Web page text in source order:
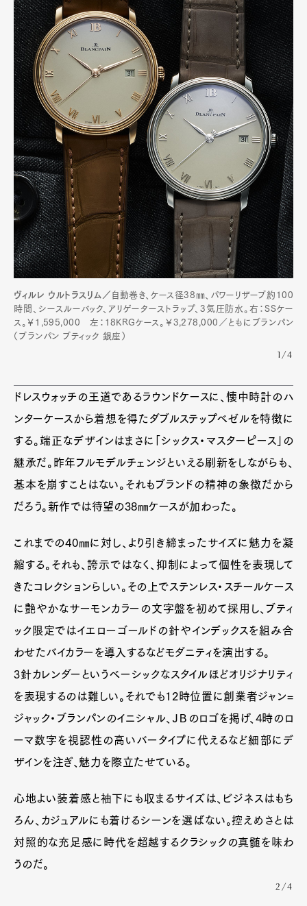
GourmetCars
Official Columnist
About
Pen Meet
ヴィルレ ウルトラスリム／ 自動巻き、ケース径38㎜、パワーリザーブ約100
時間、シースルーバック、アリゲーターストラップ、3気圧防水。右：SSケー
ス。￥1,595,000 左：18KRGケース。￥3,278,000／ともにブランパン
（ブランパン ブティック 銀座）
1/4
ドレスウォッチの王道であるラウンドケースに、懐中時計のハ
ンターケースから着想を得たダブルステップベゼルを特徴に
する。端正なデザインはまさに「シックス・マスターピース」の
継承だ。昨年フルモデルチェンジといえる刷新をしながらも、
基本を崩すことはない。それもブランドの精神の象徴だから
だろう。新作では待望の38㎜ケースが加わった。
これまでの40㎜に対し、より引き締まったサイズに魅力を凝
縮する。それも、誇示ではなく、抑制によって個性を表現して
きたコレクションらしい。その上でステンレス・スチールケース
に艶やかなサーモンカラーの文字盤を初めて採用し、ブティ
ック限定ではイエローゴールドの針やインデックスを組み合
わせたバイカラーを導入するなどモダニティを演出する。
3針カレンダーというベーシックなスタイルほどオリジナリティ
を表現するのは難しい。それでも12時位置に創業者ジャン=
ジャック・ブランパンのイニシャル、ＪＢのロゴを掲げ、4時のロ
ーマ数字を視認性の高いバータイプに代えるなど細部にデ
ザインを注ぎ、魅力を際立たせている。
心地よい装着感と袖下にも収まるサイズは、ビジネスはもち
ろん、カジュアルにも着けるシーンを選ばない。控えめさとは
対照的な充足感に時代を超越するクラシックの真髄を味わ
うのだ。
2/4